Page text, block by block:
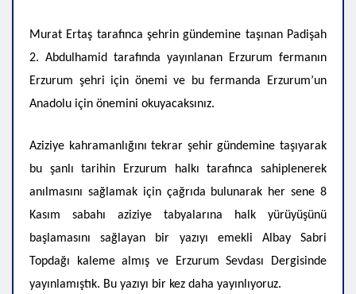
Murat Ertaş tarafınca şehrin gündemine taşınan Padişah
2. Abdulhamid tarafında yayınlanan Erzurum fermanın
Erzurum şehri için önemi ve bu fermanda Erzurum’un
Anadolu için önemini okuyacaksınız.
Aziziye kahramanlığını tekrar şehir gündemine taşıyarak
bu şanlı tarihin Erzurum halkı tarafınca sahiplenerek
anılmasını sağlamak için çağrıda bulunarak her sene 8
Kasım sabahı aziziye tabyalarına halk yürüyüşünü
başlamasını sağlayan bir yazıyı emekli Albay Sabri
Topdağı kaleme almış ve Erzurum Sevdası Dergisinde
yayınlamıştık. Bu yazıyı bir kez daha yayınlıyoruz.